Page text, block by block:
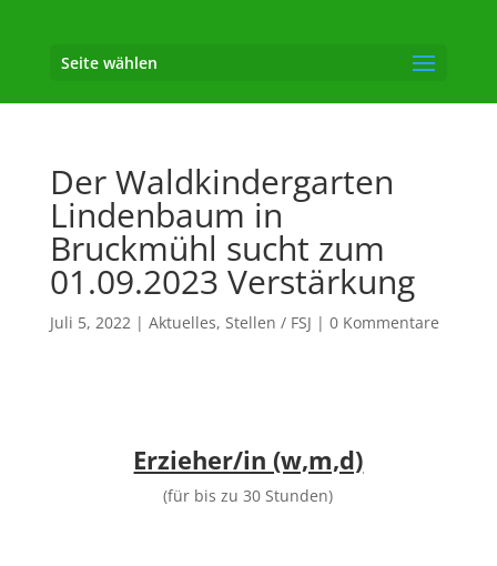
Seite wählen
Der Waldkindergarten
Lindenbaum in
Bruckmühl sucht zum
01.09.2023 Verstärkung
Juli 5, 2022| Aktuelles, Stellen / FSJ | 0 Kommentare
Erzieher/in (w,m,d)
(für bis zu 30 Stunden)